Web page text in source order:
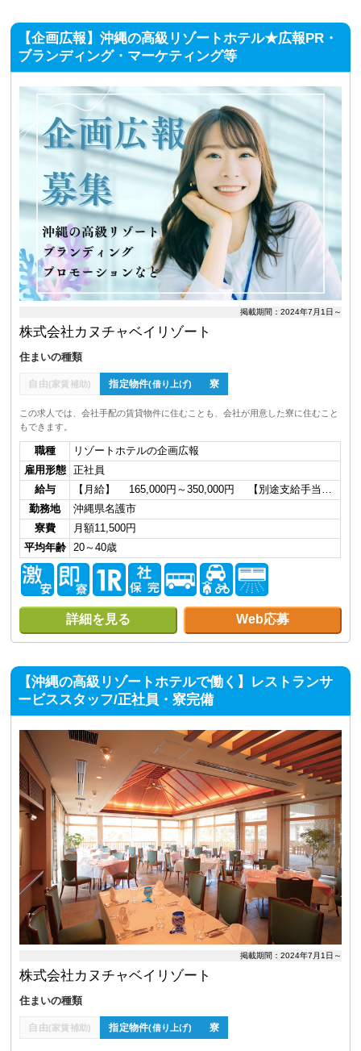
【企画広報】沖縄の高級リゾートホテル★広報PR・
ブランディング・マーケティング等
掲載期間：2024年7月1日～
株式会社カヌチャベイリゾート
住まいの種類
自由(家賃補助) 指定物件(借り上げ) 寮
この求人では、会社手配の賃貸物件に住むことも、会社が用意した寮に住むこと
もできます。
職種
リゾートホテルの企画広報
雇用形態
正社員
給与
【月給】 165,000円～350,000円 【別途支給手当…
勤務地
沖縄県名護市
寮費
月額11,500円
平均年齢
20～40歳
詳細を見る Web応募
【沖縄の高級リゾートホテルで働く】レストランサ
ービススタッフ/正社員・寮完備
掲載期間：2024年7月1日～
株式会社カヌチャベイリゾート
住まいの種類
自由(家賃補助) 指定物件(借り上げ) 寮